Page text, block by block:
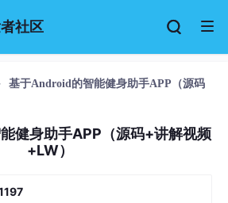
社区
基于Android的智能健身助手APP（源码
健身助手APP（源码+讲解视频
+LW）